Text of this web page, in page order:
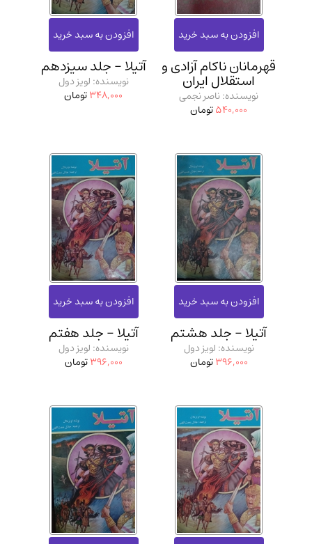
قهرمانان ناکام آزادی و
استقلال ایران
نویسنده: ناصر نجمی
540,000تومان
آتیلا - جلد سیزدهم
نویسنده: لویز دول
348,000تومان
آتیلا - جلد هشتم
نویسنده: لویز دول
396,000تومان
آتیلا - جلد هفتم
نویسنده: لویز دول
396,000تومان